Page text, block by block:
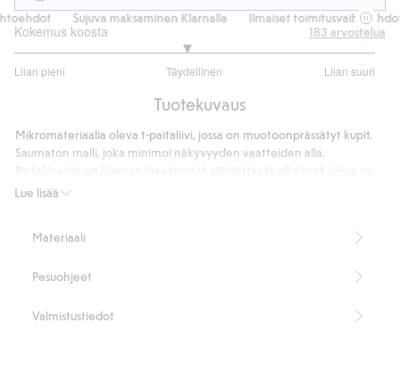
Sujuva maksaminen Klarnalla Ilmaiset toimitusvaihtoehdot
Kokemus koosta
Liian pieni Täydellinen Liian suuri
/
ääneen
183 arvostelua
Tuotekuvaus
Lue lisää
Mikromateriaalia oleva t-paitaliivi, jossa on muotoonprässätyt kupit.
Saumaton malli, joka minimoi näkyvyyden vaatteiden alla.
toppaukset hyvän tuen tarjoamiseksi. Kevyesti topatut kaarituelliset
Muotoon prässätyt kupit
Hieman leveämmät olkaimet
Hakaskiinnitys, jossa on 3 hakasta 3 rivissä
Materiaali
Pesuohjeet
Valmistustiedot